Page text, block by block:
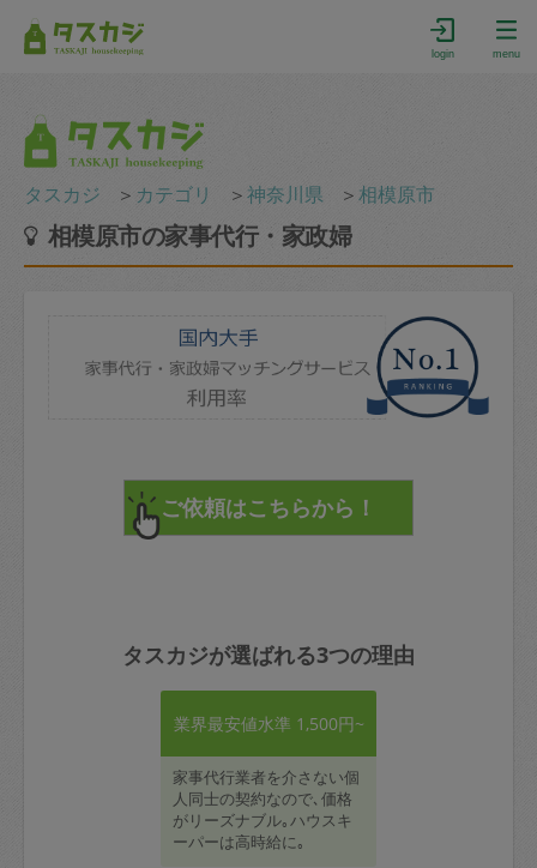
login menu
タスカジ ＞ カテゴリ ＞神奈川県 ＞相模原市
相模原市の家事代行・家政婦
タスカジが選ばれる3つの理由
業界最安値水準 1,500円~
家事代行業者を介さない個
人同士の契約なので､価格
がリーズナブル｡ハウスキ
ーパーは高時給に｡